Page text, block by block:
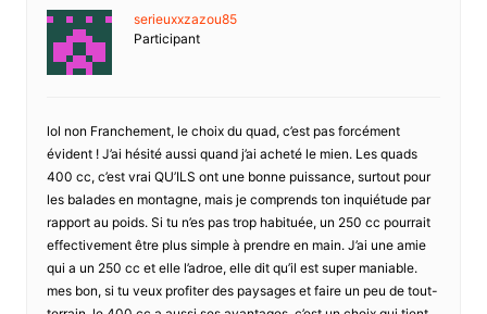
serieuxxzazou85
Participant
lol non Franchement, le choix du quad, c’est pas forcément
évident ! J’ai hésité aussi quand j’ai acheté le mien. Les quads
400 cc, c’est vrai QU’ILS ont une bonne puissance, surtout pour
les balades en montagne, mais je comprends ton inquiétude par
rapport au poids. Si tu n’es pas trop habituée, un 250 cc pourrait
effectivement être plus simple à prendre en main. J’ai une amie
qui a un 250 cc et elle l’adroe, elle dit qu’il est super maniable.
mes bon, si tu veux profiter des paysages et faire un peu de tout-